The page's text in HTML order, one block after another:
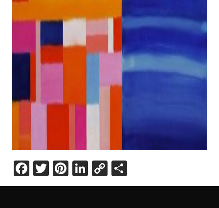
Facebook
Twitter
Pinterest
LinkedIn
Copy
Link
Share